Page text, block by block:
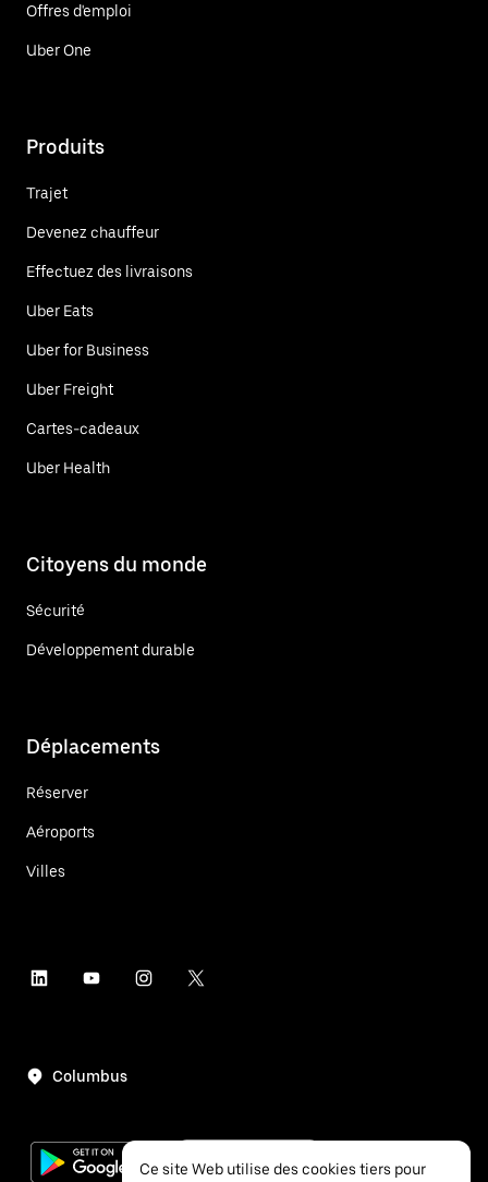
Offres d'emploi
Uber One
Produits
Trajet
Devenez chauffeur
Effectuez des livraisons
Uber Eats
Uber for Business
Uber Freight
Cartes-cadeaux
Uber Health
Citoyens du monde
Sécurité
Développement durable
Déplacements
Réserver
Aéroports
Villes
Columbus
Ce site Web utilise des cookies tiers pour